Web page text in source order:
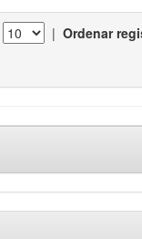
| Ordenar